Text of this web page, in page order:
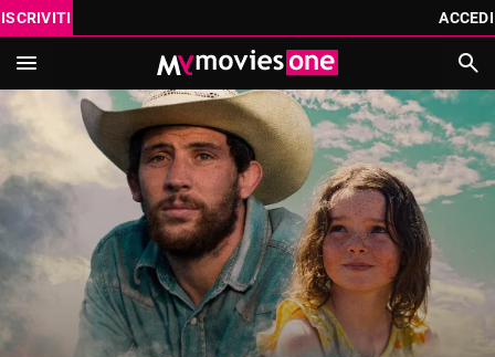
ACCEDI
ISCRIVITI
IN SCADENZAPROSSIMAMENTECATALOGO
VAI AL CINEMA CON MYMOVIES ONE THEATRE
ISCRIVITI REGALA ACCEDI
MYMOVIES.IT
Cerca